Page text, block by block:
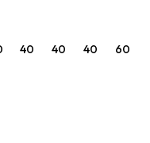
40 40 40 60